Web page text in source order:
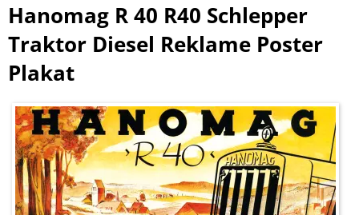
Hanomag R 40 R40 Schlepper
Traktor Diesel Reklame Poster
Plakat